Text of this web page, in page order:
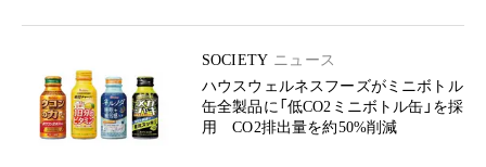
SOCIETY ニュース
ハウスウェルネスフーズがミニボトル
缶全製品に「低CO2ミニボトル缶」を採
用 CO2排出量を約50%削減